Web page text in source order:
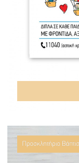
Προσκλητήριο